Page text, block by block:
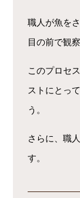
職人が魚を
目の前で観
このプロセ
ストにとっ
う。
さらに、職
す。